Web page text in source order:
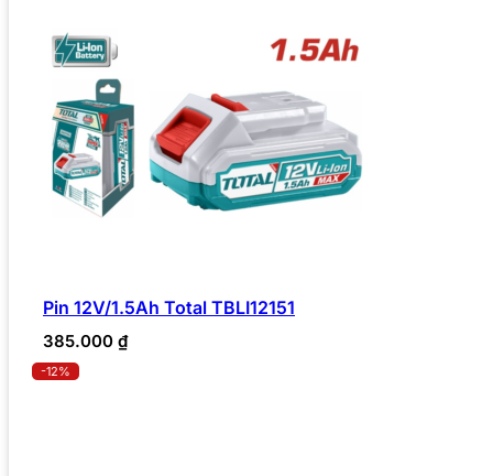
Pin 12V/1.5Ah Total TBLI12151
385.000 ₫
-12%